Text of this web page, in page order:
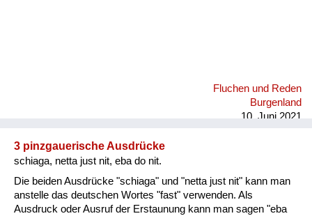
Fluchen und Reden
Burgenland
10. Juni 2021
3 pinzgauerische Ausdrücke
schiaga, netta just nit, eba do nit.
Die beiden Ausdrücke "schiaga" und "netta just nit" kann man
anstelle das deutschen Wortes "fast" verwenden. Als
Ausdruck oder Ausruf der Erstaunung kann man sagen "eba